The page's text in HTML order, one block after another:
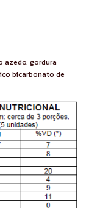
azedo, gordura
bicarbonato de